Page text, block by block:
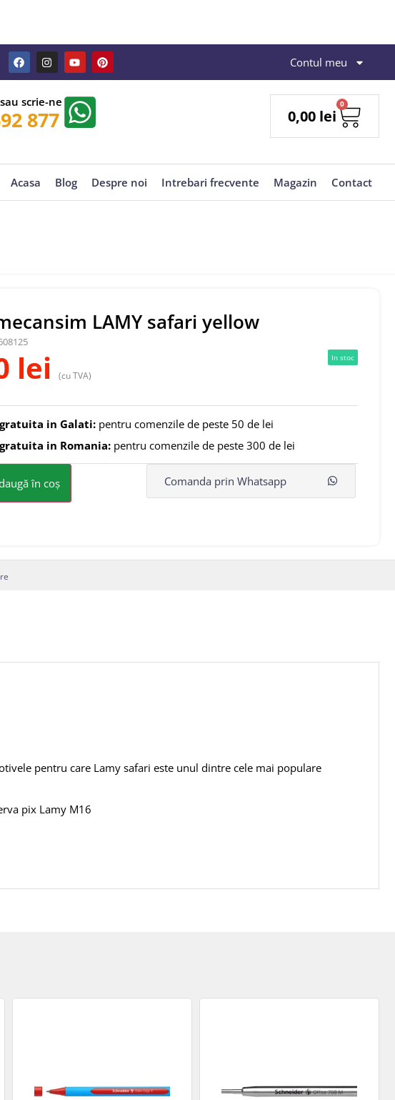
Contul meu
scrie-ne
877 0,00 lei
0
Acasa Blog Despre noi Intrebari frecvente Magazin Contact
LAMY safari yellow
lei (cu TVA)
In stoc
in Galati: pentru comenzile de peste 50 de lei
in Romania: pentru comenzile de peste 300 de lei
în coș Comanda prin Whatsapp
pentru care Lamy safari este unul dintre cele mai populare
pix Lamy M16